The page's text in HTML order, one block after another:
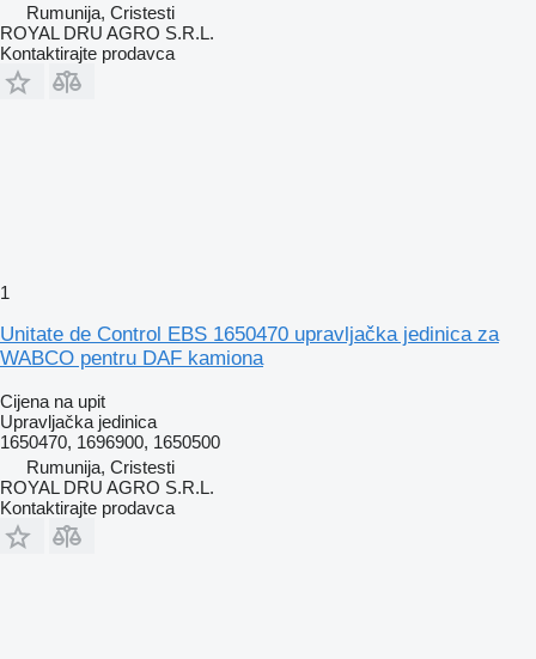
Rumunija, Cristesti
ROYAL DRU AGRO S.R.L.
Kontaktirajte prodavca
1
Unitate de Control EBS 1650470 upravljačka jedinica za
WABCO pentru DAF kamiona
Cijena na upit
Upravljačka jedinica
1650470, 1696900, 1650500
Rumunija, Cristesti
ROYAL DRU AGRO S.R.L.
Kontaktirajte prodavca